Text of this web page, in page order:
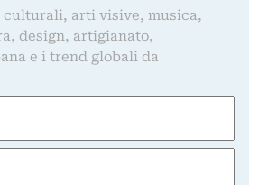
arti visive, musica,
design, artigianato,
e i trend globali da